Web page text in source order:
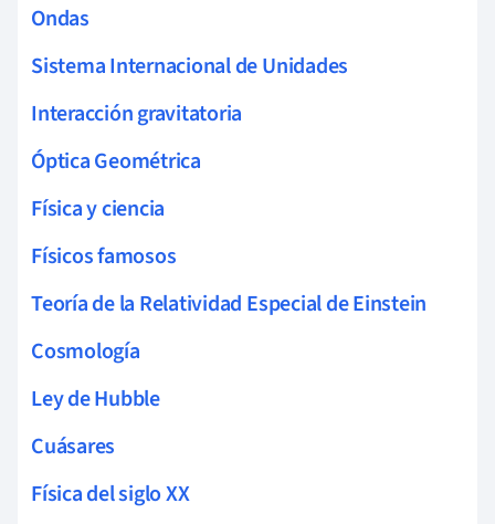
Ondas
Sistema Internacional de Unidades
Interacción gravitatoria
Óptica Geométrica
Física y ciencia
Físicos famosos
Teoría de la Relatividad Especial de Einstein
Cosmología
Ley de Hubble
Cuásares
Física del siglo XX